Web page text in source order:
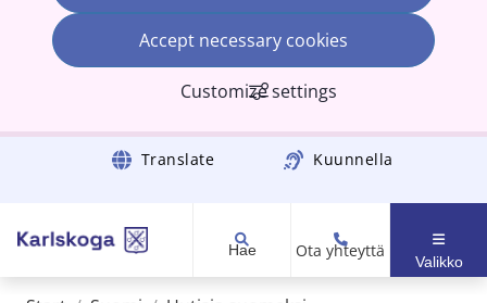
Accept necessary cookies
Customize settings
Gå till innehåll Translate Kuunnella
Hae Ota yhteyttä
Valikko